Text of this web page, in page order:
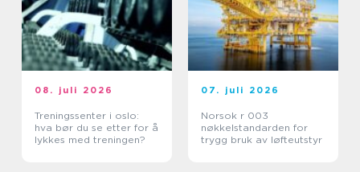
08. juli 2026
Treningssenter i oslo:
hva bør du se etter for å
lykkes med treningen?
07. juli 2026
Norsok r 003
nøkkelstandarden for
trygg bruk av løfteutstyr